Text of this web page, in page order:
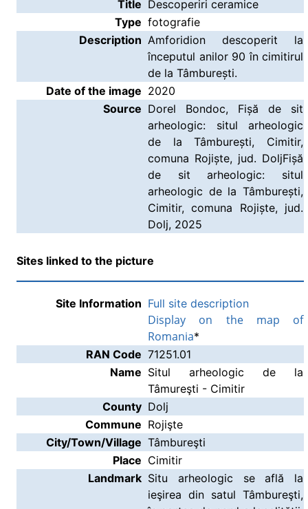
Title Descoperiri ceramice
Type fotografie
Description Amforidion descoperit la
începutul anilor 90 în cimitirul
de la Tâmburești.
Date of the image 2020
Source Dorel Bondoc, Fișă de sit
arheologic: situl arheologic
de la Tâmburești, Cimitir,
comuna Rojiște, jud. DoljFișă
de sit arheologic: situl
arheologic de la Tâmburești,
Cimitir, comuna Rojiște, jud.
Dolj, 2025
Sites linked to the picture
Site Information Full site description
Display on the map of
Romania*
RAN Code 71251.01
Name Situl arheologic de la
Tâmureşti - Cimitir
County Dolj
Commune Rojişte
City/Town/Village Tâmbureşti
Place Cimitir
Landmark Situ arheologic se află la
ieşirea din satul Tâmbureşti,